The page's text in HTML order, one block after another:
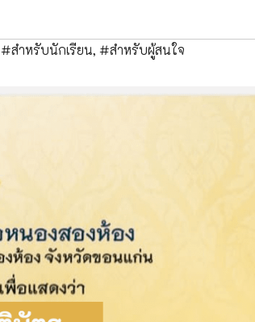
#สำหรับนักเรียน, #สำหรับผู้สนใจ